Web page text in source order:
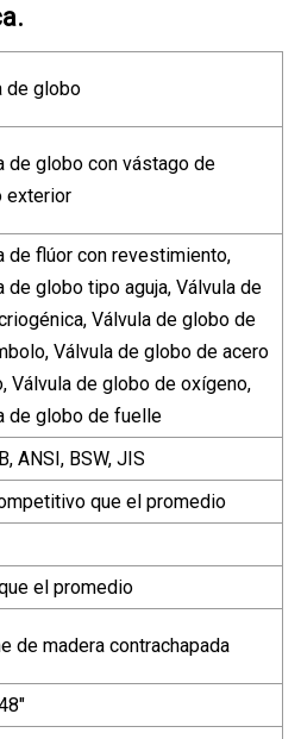
de globo
de globo con vástago de
exterior
de flúor con revestimiento,
de globo tipo aguja, Válvula de
Válvula de globo de
Válvula de globo de acero
Válvula de globo de oxígeno,
de globo de fuelle
ANSI, BSW, JIS
que el promedio
el promedio
de madera contrachapada